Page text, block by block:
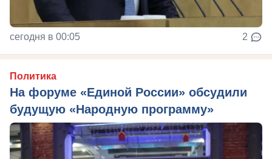
сегодня в 00:05 2
Политика
На форуме «Единой России» обсудили
будущую «Народную программу»